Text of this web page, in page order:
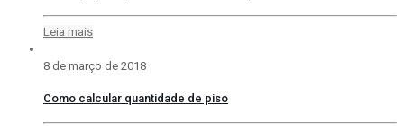
Leia mais
8 de março de 2018
Como calcular quantidade de piso